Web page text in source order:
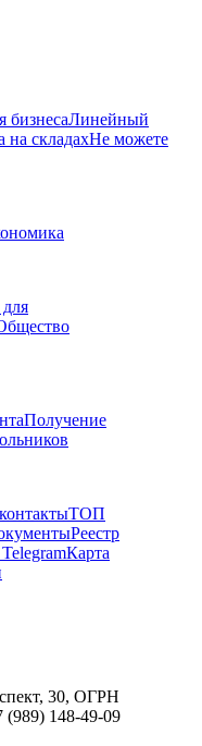
бизнесаЛинейный
на складахНе можете
Получение
ТОП
Реестр
Карта
30, ОГРН
(989) 148-49-09